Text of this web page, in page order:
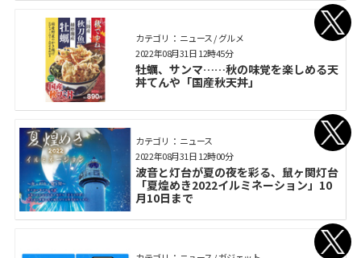
カテゴリ： ニュース / グルメ
牡蠣、サンマ……秋の味覚を楽しめる天
丼てんや「国産秋天丼」
2022年08月31日 12時45分
カテゴリ： ニュース
波音と灯台が夏の夜を彩る、鼠ヶ関灯台
「夏煌めき2022イルミネーション」10
月10日まで
2022年08月31日 12時00分